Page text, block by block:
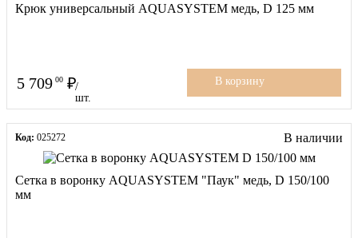
Крюк универсальный AQUASYSTEM медь, D 125 мм
5 709 00
/
шт.
В корзину
Код: 025272 В наличии
Сетка в воронку AQUASYSTEM "Паук" медь, D 150/100
мм